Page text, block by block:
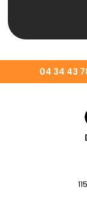
04 34 43